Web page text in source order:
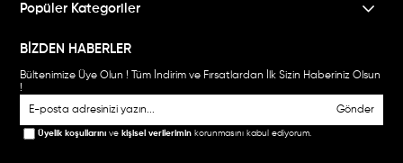
Popüler Kategoriler
BİZDEN HABERLER
Bültenimize Üye Olun ! Tüm İndirim ve Fırsatlardan İlk Sizin Haberiniz Olsun
!
Gönder
Üyelik koşullarını ve kişisel verilerimin korunmasını kabul ediyorum.